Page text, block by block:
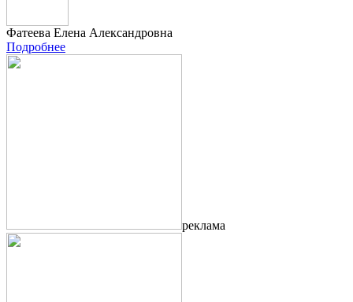
Фатеева Елена Александровна
Подробнее
реклама